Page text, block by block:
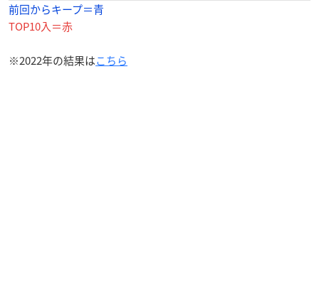
前回からキープ＝青
TOP10入＝赤
※2022年の結果はこちら